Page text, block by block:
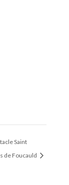
Saint
de Foucauld